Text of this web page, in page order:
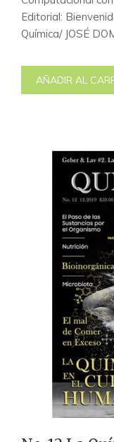
Editorial:
Química/ JOSÉ
AÑADIR AL